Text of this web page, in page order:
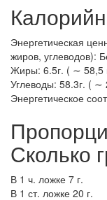
Энергетическая
жиров, углеводов):
Жиры: 6.5г. ( ∼ 58,5
Углеводы: 58.3г. ( ∼
Энергетическое
Сколько
В 1 ч. ложке 7 г.
В 1 ст. ложке 20 г.